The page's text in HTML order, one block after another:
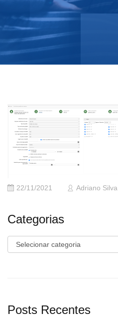
22/11/2021 Adriano Silva
Categorias
Categorias
Posts Recentes